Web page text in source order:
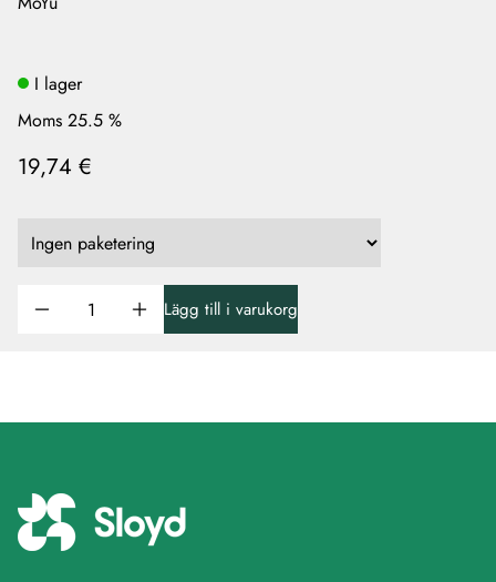
I lager
Moms 25.5 %
19,74 €
Lägg till i varukorg